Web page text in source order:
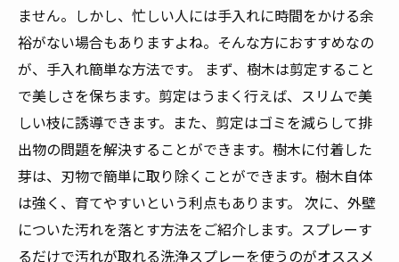
ません。しかし、忙しい人には手入れに時間をかける余
裕がない場合もありますよね。そんな方におすすめなの
が、手入れ簡単な方法です。 まず、樹木は剪定すること
で美しさを保ちます。剪定はうまく行えば、スリムで美
しい枝に誘導できます。また、剪定はゴミを減らして排
出物の問題を解決することができます。樹木に付着した
芽は、刃物で簡単に取り除くことができます。樹木自体
は強く、育てやすいという利点もあります。 次に、外壁
についた汚れを落とす方法をご紹介します。スプレーす
るだけで汚れが取れる洗浄スプレーを使うのがオススメ